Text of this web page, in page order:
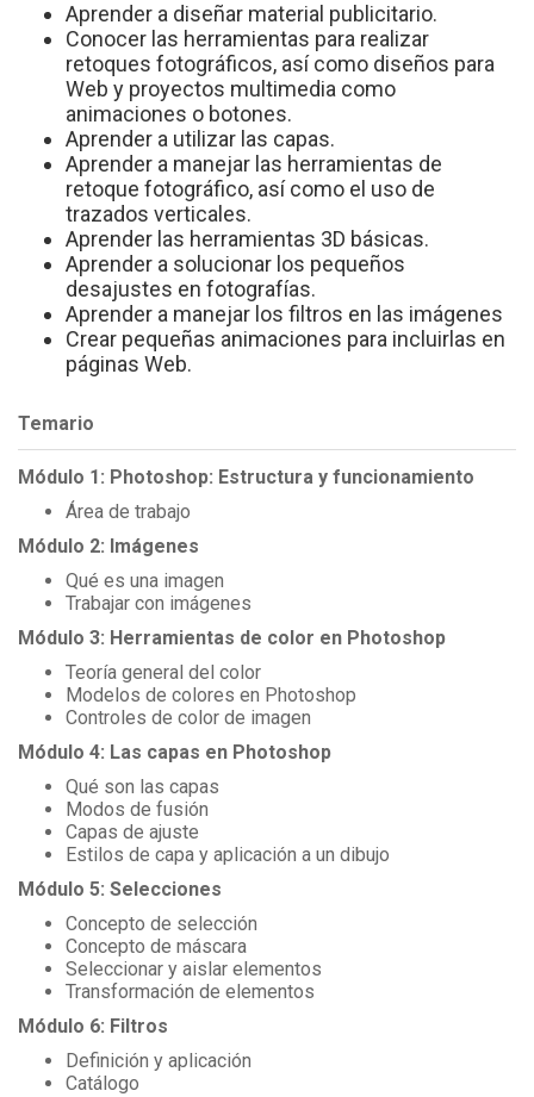
Aprender a diseñar material publicitario.
Conocer las herramientas para realizar
retoques fotográficos, así como diseños para
Web y proyectos multimedia como
animaciones o botones.
Aprender a utilizar las capas.
Aprender a manejar las herramientas de
retoque fotográfico, así como el uso de
trazados verticales.
Aprender las herramientas 3D básicas.
Aprender a solucionar los pequeños
desajustes en fotografías.
Aprender a manejar los filtros en las imágenes
Crear pequeñas animaciones para incluirlas en
páginas Web.
Temario
Módulo 1: Photoshop: Estructura y funcionamiento
Área de trabajo
Módulo 2: Imágenes
Qué es una imagen
Trabajar con imágenes
Módulo 3: Herramientas de color en Photoshop
Teoría general del color
Modelos de colores en Photoshop
Controles de color de imagen
Módulo 4: Las capas en Photoshop
Qué son las capas
Modos de fusión
Capas de ajuste
Estilos de capa y aplicación a un dibujo
Módulo 5: Selecciones
Concepto de selección
Concepto de máscara
Seleccionar y aislar elementos
Transformación de elementos
Módulo 6: Filtros
Definición y aplicación
Catálogo